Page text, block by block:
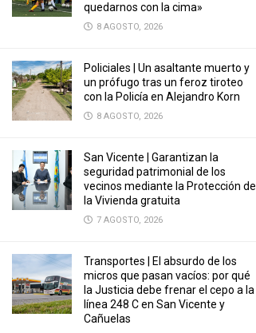
quedarnos con la cima»
8 AGOSTO, 2026
Policiales | Un asaltante muerto y
un prófugo tras un feroz tiroteo
con la Policía en Alejandro Korn
8 AGOSTO, 2026
San Vicente | Garantizan la
seguridad patrimonial de los
vecinos mediante la Protección de
la Vivienda gratuita
7 AGOSTO, 2026
Transportes | El absurdo de los
micros que pasan vacíos: por qué
la Justicia debe frenar el cepo a la
línea 248 C en San Vicente y
Cañuelas